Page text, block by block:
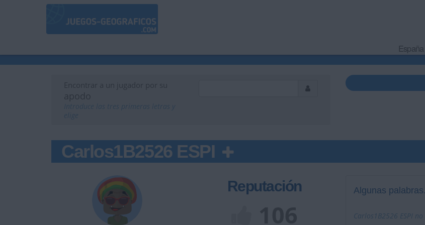
España
Encontrar a un jugador por su
apodo
Carlos1B2526 ESPI
Reputación Algunas
Carlos1B2526 ESPI